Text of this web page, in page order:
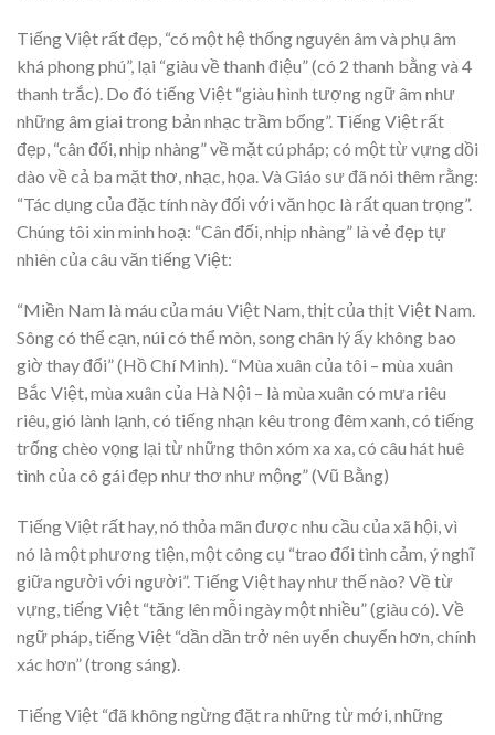
Tiếng Việt rất đẹp, “có một hệ thống nguyên âm và phụ âm
khá phong phú”, lại “giàu về thanh điệu” (có 2 thanh bằng và 4
thanh trắc). Do đó tiếng Việt “giàu hình tượng ngữ âm như
những âm giai trong bản nhạc trầm bổng”. Tiếng Việt rất
đẹp, “cân đối, nhịp nhàng” về mặt cú pháp; có một từ vựng dồi
dào về cả ba mặt thơ, nhạc, họa. Và Giáo sư đã nói thêm rằng:
“Tác dụng của đặc tính này đối với văn học là rất quan trọng”.
Chúng tôi xin minh hoạ: “Cân đối, nhịp nhàng” là vẻ đẹp tự
nhiên của câu văn tiếng Việt:
“Miền Nam là máu của máu Việt Nam, thịt của thịt Việt Nam.
Sông có thể cạn, núi có thể mòn, song chân lý ấy không bao
giờ thay đổi” (Hồ Chí Minh). “Mùa xuân của tôi – mùa xuân
Bắc Việt, mùa xuân của Hà Nội – là mùa xuân có mưa riêu
riêu, gió lành lạnh, có tiếng nhạn kêu trong đêm xanh, có tiếng
trống chèo vọng lại từ những thôn xóm xa xa, có câu hát huê
tình của cô gái đẹp như thơ như mộng” (Vũ Bằng)
Tiếng Việt rất hay, nó thỏa mãn được nhu cầu của xã hội, vì
nó là một phương tiện, một công cụ “trao đổi tình cảm, ý nghĩ
giữa người với người”. Tiếng Việt hay như thế nào? Về từ
vựng, tiếng Việt “tăng lên mỗi ngày một nhiều” (giàu có). Về
ngữ pháp, tiếng Việt “dần dần trở nên uyển chuyển hơn, chính
xác hơn” (trong sáng).
Tiếng Việt “đã không ngừng đặt ra những từ mới, những